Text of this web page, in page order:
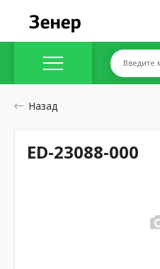
Введите
Назад
ED-23088-000